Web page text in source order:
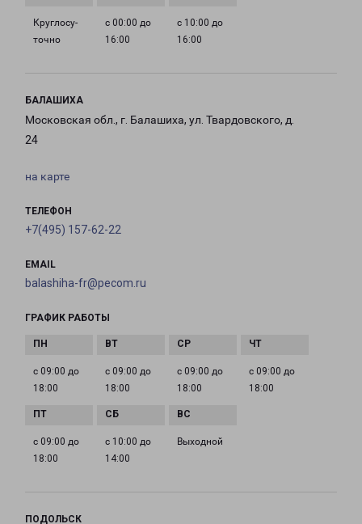
Круглосу­
точно
с 00:00 до
16:00
с 10:00 до
16:00
БАЛАШИХА
Московская обл., г. Балашиха, ул. Твардовского, д.
24
на карте
ТЕЛЕФОН
+7(495) 157-62-22
EMAIL
balashiha-fr@pecom.ru
ГРАФИК РАБОТЫ
с 09:00 до
18:00
с 09:00 до
18:00
с 09:00 до
18:00
с 09:00 до
18:00
с 09:00 до
18:00
с 10:00 до
14:00
Выходной
ПОДОЛЬСК